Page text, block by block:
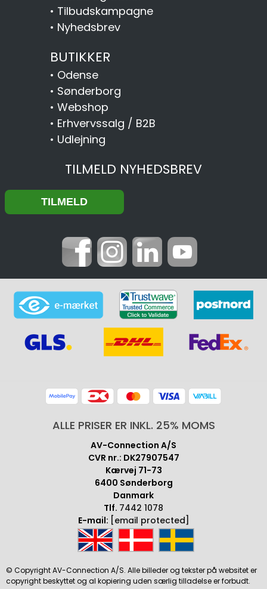
• Tilbudskampagne
• Nyhedsbrev
BUTIKKER
• Odense
• Sønderborg
• Webshop
• Erhvervssalg / B2B
• Udlejning
TILMELD NYHEDSBREV
ALLE PRISER ER INKL. 25% MOMS
AV-Connection A/S
CVR nr.: DK27907547
Kærvej 71-73
6400 Sønderborg
Danmark
Tlf. 7442 1078
E-mail: [email protected]
© Copyright AV-Connection A/S. Alle billeder og tekster på websitet er
copyright beskyttet og al kopiering uden særlig tilladelse er forbudt.